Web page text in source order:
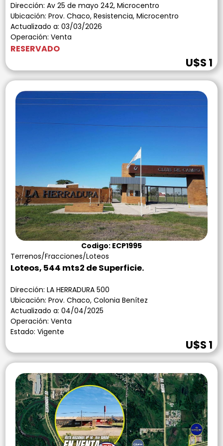
Dirección: Av 25 de mayo 242, Microcentro
Ubicación: Prov. Chaco, Resistencia, Microcentro
Actualizado a: 03/03/2026
Operación: Venta
RESERVADO
U$S 1
Codigo: ECP1995
Terrenos/Fracciones/Loteos
Loteos, 544 mts2 de Superficie.
Dirección: LA HERRADURA 500
Ubicación: Prov. Chaco, Colonia Benítez
Actualizado a: 04/04/2025
Operación: Venta
Estado: Vigente
U$S 1